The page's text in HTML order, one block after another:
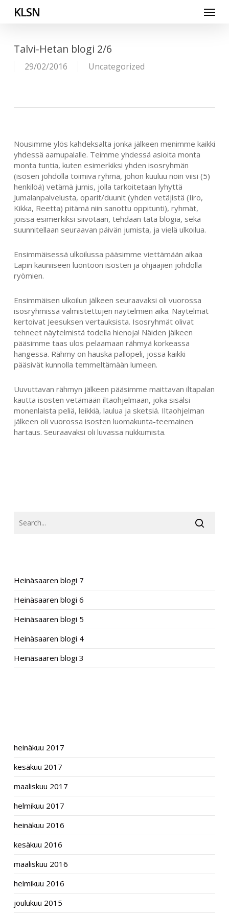
KLSN Menu
Talvi-Hetan blogi 2/6
29/02/2016 Uncategorized
Nousimme ylös kahdeksalta jonka jälkeen menimme kaikki
yhdessä aamupalalle. Teimme yhdessä asioita monta
monta tuntia, kuten esimerkiksi yhden isosryhmän
(isosen johdolla toimiva ryhmä, johon kuuluu noin viisi (5)
henkilöä) vetämä jumis, jolla tarkoitetaan lyhyttä
Jumalanpalvelusta, oparit/duunit (yhden vetäjistä (Iiro,
Kikka, Reetta) pitämä niin sanottu oppitunti), ryhmät,
joissa esimerkiksi siivotaan, tehdään tätä blogia, sekä
suunnitellaan seuraavan päivän jumista, ja vielä ulkoilua.
Ensimmäisessä ulkoilussa pääsimme viettämään aikaa
Lapin kauniiseen luontoon isosten ja ohjaajien johdolla
ryömien.
Ensimmäisen ulkoilun jälkeen seuraavaksi oli vuorossa
isosryhmissä valmistettujen näytelmien aika. Näytelmät
kertoivat Jeesuksen vertauksista. Isosryhmät olivat
tehneet näytelmistä todella hienoja! Näiden jälkeen
pääsimme taas ulos pelaamaan rähmyä korkeassa
hangessa. Rähmy on hauska pallopeli, jossa kaikki
pääsivät kunnolla temmeltämään lumeen.
Uuvuttavan rähmyn jälkeen pääsimme maittavan iltapalan
kautta isosten vetämään iltaohjelmaan, joka sisälsi
monenlaista peliä, leikkiä, laulua ja sketsiä. Iltaohjelman
jälkeen oli vuorossa isosten luomakunta-teemainen
hartaus. Seuraavaksi oli luvassa nukkumista.
Heinäsaaren blogi 7
Heinäsaaren blogi 6
Heinäsaaren blogi 5
Heinäsaaren blogi 4
Heinäsaaren blogi 3
heinäkuu 2017
kesäkuu 2017
maaliskuu 2017
helmikuu 2017
heinäkuu 2016
kesäkuu 2016
maaliskuu 2016
helmikuu 2016
joulukuu 2015